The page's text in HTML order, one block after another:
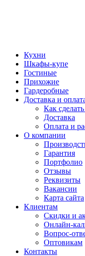
Кухни
Шкафы-купе
Гостиные
Прихожие
Гардеробные
Доставка и
Как сделать
Доставка
Оплата и
О компании
Гарантия
Портфолио
Отзывы
Реквизиты
Вакансии
Карта сайта
Клиентам
Скидки и
Онлайн-
Вопрос-
Оптовикам
Контакты